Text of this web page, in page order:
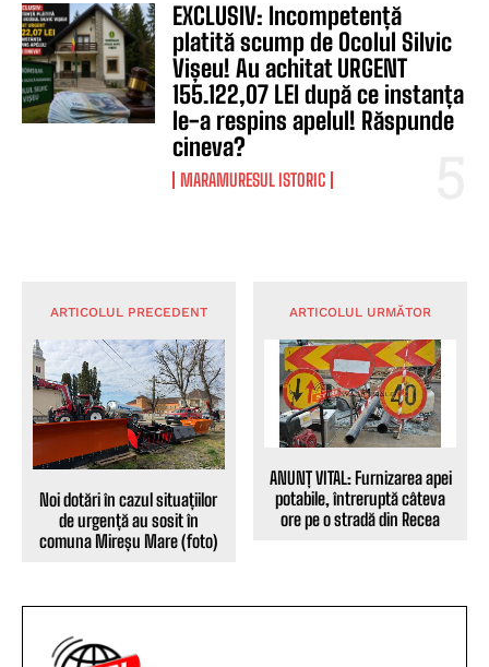
EXCLUSIV: Incompetență
platită scump de Ocolul Silvic
Vișeu! Au achitat URGENT
155.122,07 LEI după ce instanța
le-a respins apelul! Răspunde
cineva?
MARAMURESUL ISTORIC
ARTICOLUL PRECEDENT
Noi dotări în cazul situațiilor
de urgență au sosit în
comuna Mireșu Mare (foto)
ARTICOLUL URMĂTOR
ANUNȚ VITAL: Furnizarea apei
potabile, întreruptă câteva
ore pe o stradă din Recea